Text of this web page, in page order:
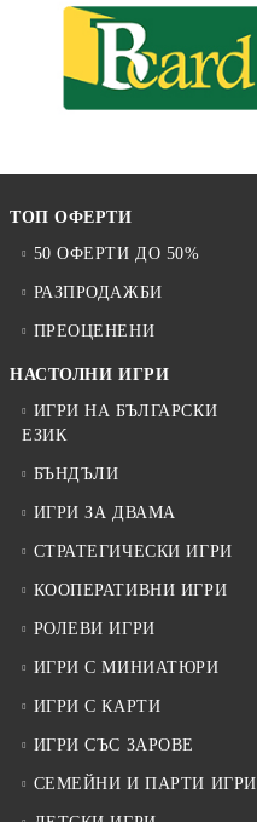
ТОП ОФЕРТИ
50 ОФЕРТИ ДО 50%
РАЗПРОДАЖБИ
ПРЕОЦЕНЕНИ
НАСТОЛНИ ИГРИ
ИГРИ НА БЪЛГАРСКИ
ЕЗИК
БЪНДЪЛИ
ИГРИ ЗА ДВАМА
СТРАТЕГИЧЕСКИ ИГРИ
КООПЕРАТИВНИ ИГРИ
РОЛЕВИ ИГРИ
ИГРИ С МИНИАТЮРИ
ИГРИ С КАРТИ
ИГРИ СЪС ЗАРОВЕ
СЕМЕЙНИ И ПАРТИ ИГРИ